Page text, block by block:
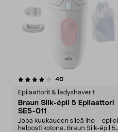
40arvostelut
Epilaattorit & ladyshaverit
Braun Silk-épil 5 Epilaattori
SE5-011
Jopa kuukauden sileä iho – epiloi
helposti kotona. Braun Silk-épil 5
4.0 viidestä